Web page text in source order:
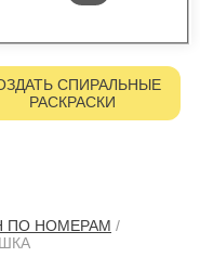
СПИРАЛЬНЫЕ
РАСКРАСКИ
ПО НОМЕРАМ /